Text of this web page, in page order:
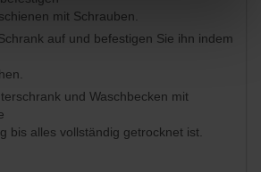
mit Schrauben.
auf und befestigen Sie ihn indem
und Waschbecken mit
bis alles vollständig getrocknet ist.